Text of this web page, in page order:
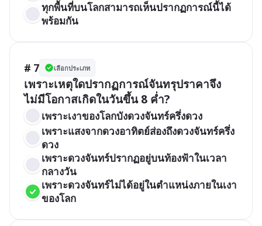
ทุกพื้นที่บนโลกสามารถเห็นปรากฏการณ์นี้ได้
พร้อมกัน
# 7 เลือกประเภท
เพราะเหตุใดปรากฏการณ์จันทรุปราคาจึง
ไม่มีโอกาสเกิดในวันขึ้น 8 ค่ำ?
เพราะเงาของโลกบังดวงจันทร์ครึ่งดวง
เพราะแสงจากดวงอาทิตย์ส่องถึงดวงจันทร์ครึ่ง
ดวง
เพราะดวงจันทร์ปรากฏอยู่บนท้องฟ้าในเวลา
กลางวัน
เพราะดวงจันทร์ไม่ได้อยู่ในตำแหน่งภายในเงา
ของโลก